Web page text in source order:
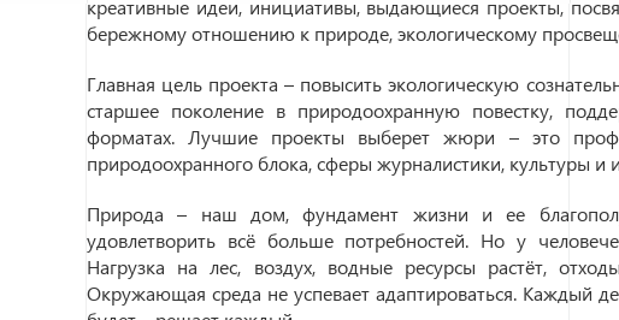
креативные идеи, инициативы, выдающиеся проекты,
бережному отношению к природе, экологическому
Главная цель проекта – повысить экологическую
старшее поколение в природоохранную повестку,
форматах. Лучшие проекты выберет жюри – это
природоохранного блока, сферы журналистики, культуры и
Природа – наш дом, фундамент жизни и ее
удовлетворить всё больше потребностей. Но у
Нагрузка на лес, воздух, водные ресурсы растёт,
Окружающая среда не успевает адаптироваться. Каждый